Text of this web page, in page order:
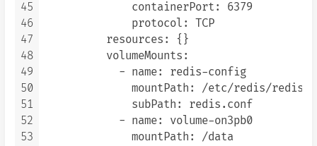
45
46
47
48
49
50
51
52
53
              containerPort: 6379
              protocol: TCP
          resources: {}
          volumeMounts:
            - name: redis-config
mountPath: /etc/redis/
              subPath: redis.conf
            - name: volume-on3pb0
              mountPath: /data